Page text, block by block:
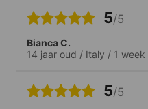
5/5
Bianca C.
14 jaar oud / Italy / 1 week
5/5